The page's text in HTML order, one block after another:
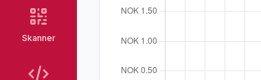
Skanner